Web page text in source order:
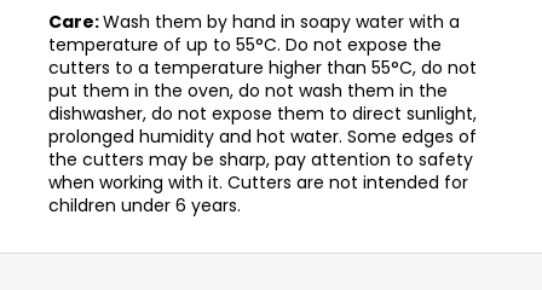
Care:Wash them by hand in soapy water with a
temperature of up to 55°C. Do not expose the
cutters to a temperature higher than 55°C, do not
put them in the oven, do not wash them in the
dishwasher, do not expose them to direct sunlight,
prolonged humidity and hot water. Some edges of
the cutters may be sharp, pay attention to safety
when working with it. Cutters are not intended for
children under 6 years.
Z